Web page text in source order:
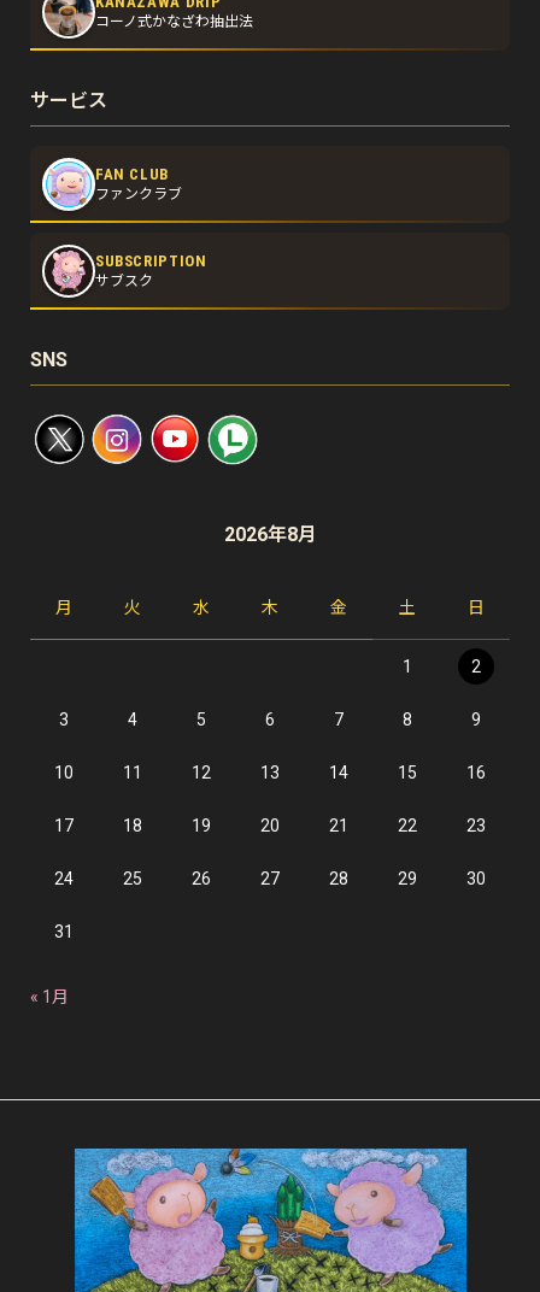
コーノ式かなざわ抽出法
サービス
FAN CLUB
ファンクラブ
SUBSCRIPTION
サブスク
SNS
2026年8月
月 火 水 木 金 土 日
1 2
3 4 5 6 7 8 9
10 11 12 13 14 15 16
17 18 19 20 21 22 23
24 25 26 27 28 29 30
31
« 1月